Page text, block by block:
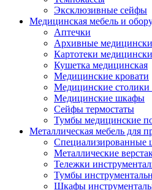
Эксклюзивные сейфы
Медицинская мебель и
Аптечки
Архивные
Картотеки
Кушетка медицинская
Медицинские кровати
Медицинские столики
Медицинские шкафы
Сейфы термостаты
Тумбы медицинские
Металлическая мебель для
Cпециализированные
Металлические
Тележки
Тумбы
Шкафы